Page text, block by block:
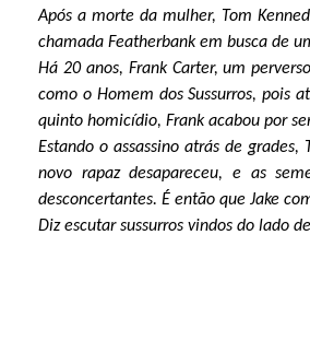
Após a morte da mulher, Tom
chamada Featherbank em busca de
Há 20 anos, Frank Carter, um
como o Homem dos Sussurros, pois
quinto homicídio, Frank acabou por
Estando o assassino atrás de
novo rapaz desapareceu, e as
desconcertantes. É então que Jake
Diz escutar sussurros vindos do lado